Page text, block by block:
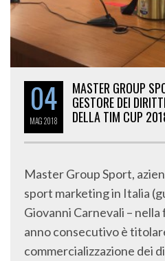
04
MAG2018
MASTER GROUP
GESTORE DEI
DELLA TIM CUP
Master Group Sport,
sport marketing in Italia
Giovanni Carnevali –
anno consecutivo è
commercializzazione dei